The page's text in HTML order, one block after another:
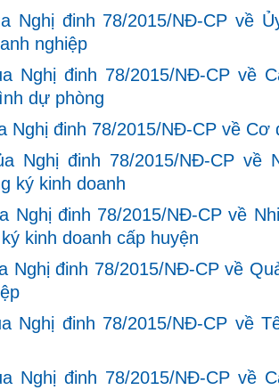
Nghị đinh 78/2015/NĐ-CP về
nghiệp
Nghị đinh 78/2015/NĐ-CP về
dự phòng
Nghị đinh 78/2015/NĐ-CP về Cơ
Nghị đinh 78/2015/NĐ-CP về
ký kinh doanh
Nghị đinh 78/2015/NĐ-CP về
kinh doanh cấp huyện
Nghị đinh 78/2015/NĐ-CP về
Nghị đinh 78/2015/NĐ-CP về
Nghị đinh 78/2015/NĐ-CP về